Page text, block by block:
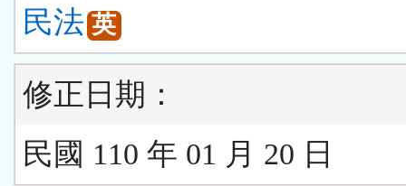
民法 英
修正日期：
民國 110 年 01 月 20 日